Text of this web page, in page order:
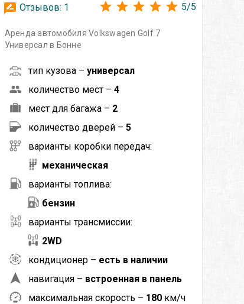
Отзывов: 1 5/5
Аренда автомобиля Volkswagen Golf 7
Универсал в Бонне
тип кузова – универсал
количество мест – 4
мест для багажа – 2
количество дверей – 5
варианты коробки передач:
механическая
варианты топлива:
бензин
варианты трансмиссии:
2WD
кондиционер – есть в наличии
навигация – встроенная в панель
максимальная скорость – 180 км/ч